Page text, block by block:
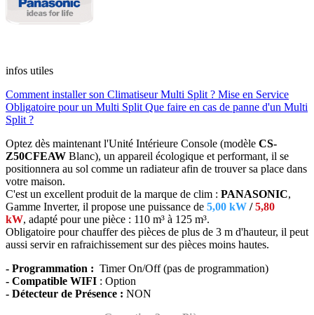
infos utiles
Comment installer son Climatiseur Multi Split ? Mise en Service
Obligatoire pour un Multi Split Que faire en cas de panne d'un Multi
Split ?
Optez dès maintenant l'Unité Intérieure Console (modèle CS-
Z50CFEAW Blanc), un appareil écologique et performant, il se
positionnera au sol comme un radiateur afin de trouver sa place dans
votre maison.
C'est un excellent produit de la marque de clim : PANASONIC,
Gamme Inverter, il propose une puissance de 5,00 kW /5,80
kW, adapté pour une pièce : 110 m³ à 125 m³.
Obligatoire pour chauffer des pièces de plus de 3 m d'hauteur, il peut
aussi servir en rafraichissement sur des pièces moins hautes.
- Programmation : Timer On/Off (pas de programmation)
- Compatible WIFI : Option
- Détecteur de Présence : NON